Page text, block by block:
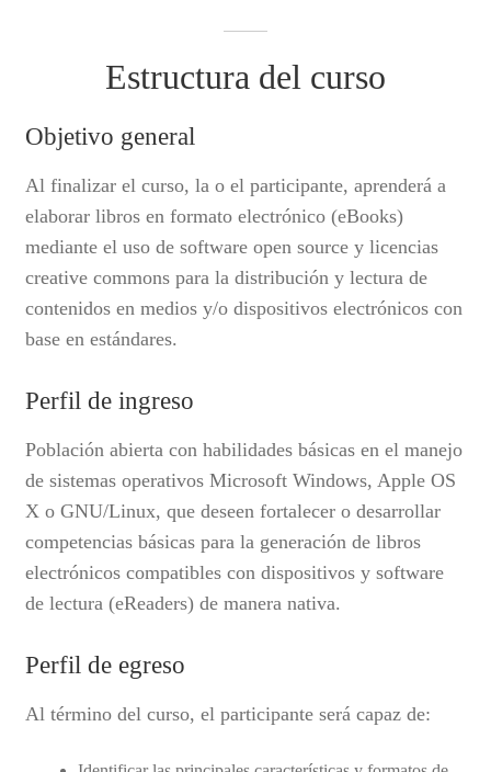
Estructura del curso
Objetivo general
Al finalizar el curso, la o el participante, aprenderá a
elaborar libros en formato electrónico (eBooks)
mediante el uso de software open source y licencias
creative commons para la distribución y lectura de
contenidos en medios y/o dispositivos electrónicos con
base en estándares.
Perfil de ingreso
Población abierta con habilidades básicas en el manejo
de sistemas operativos Microsoft Windows, Apple OS
X o GNU/Linux, que deseen fortalecer o desarrollar
competencias básicas para la generación de libros
electrónicos compatibles con dispositivos y software
de lectura (eReaders) de manera nativa.
Perfil de egreso
Al término del curso, el participante será capaz de: